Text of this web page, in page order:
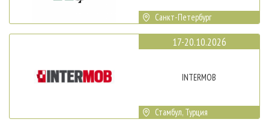
Санкт-Петербург
17-20.10.2026
INTERMOB
Стамбул, Турция